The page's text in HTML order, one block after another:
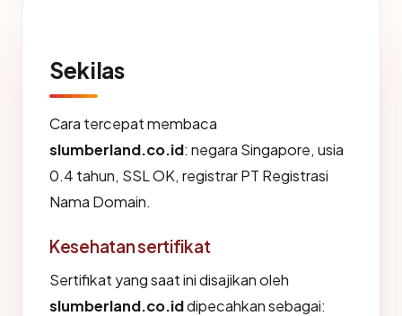
Sekilas
Cara tercepat membaca
slumberland.co.id: negara Singapore, usia
0.4 tahun, SSL OK, registrar PT Registrasi
Nama Domain.
Kesehatan sertifikat
Sertifikat yang saat ini disajikan oleh
slumberland.co.iddipecahkan sebagai: